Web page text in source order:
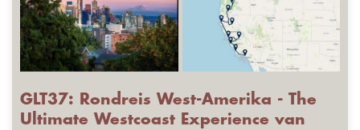
GLT37: Rondreis West-Amerika - The
Ultimate Westcoast Experience van